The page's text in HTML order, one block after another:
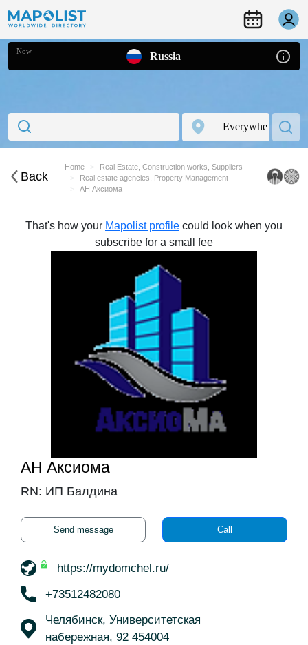
Now Russia
Back
Home
Real Estate, Construction works, Suppliers
Real estate agencies, Property Management
АН Аксиома
That's how your Mapolist profile could look when you
subscribe for a small fee
АН Аксиома
RN: ИП Балдина
Send message Call
https://mydomchel.ru/
+73512482080
Челябинск, Университетская
набережная, 92 454004